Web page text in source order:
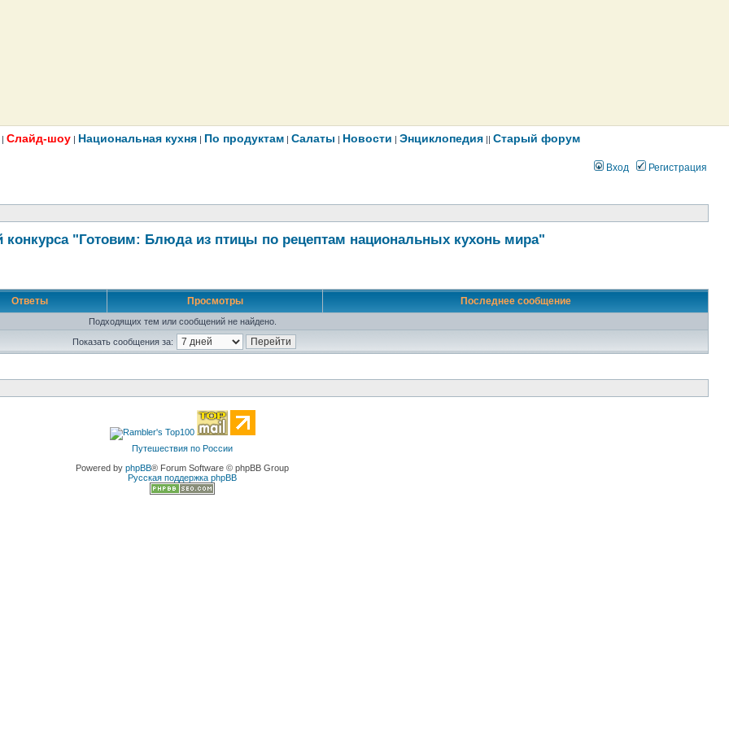
| Слайд-шоу | Национальная кухня | По продуктам | Салаты | Новости | Энциклопедия || Старый форум
Вход Регистрация
конкурса "Готовим: Блюда из птицы по рецептам национальных кухонь мира"
Ответы Просмотры Последнее сообщение
Подходящих тем или сообщений не найдено.
Показать сообщения за:
Путешествия по России
Powered by phpBB® Forum Software © phpBB Group
Русская поддержка phpBB